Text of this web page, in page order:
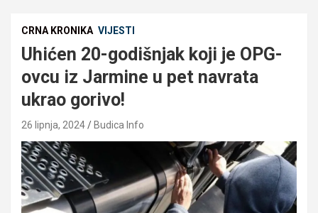
CRNA KRONIKA VIJESTI
Uhićen 20-godišnjak koji je OPG-
ovcu iz Jarmine u pet navrata
ukrao gorivo!
26 lipnja, 2024 Budica Info